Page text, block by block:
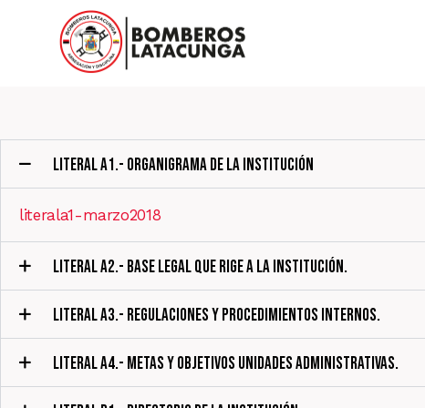
LITERAL A1.- ORGANIGRAMA DE LA INSTITUCIÓN
literala1-marzo2018
LITERAL A2.- BASE LEGAL QUE RIGE A LA INSTITUCIÓN.
LITERAL A3.- REGULACIONES Y PROCEDIMIENTOS INTERNOS.
LITERAL A4.- METAS Y OBJETIVOS UNIDADES ADMINISTRATIVAS.